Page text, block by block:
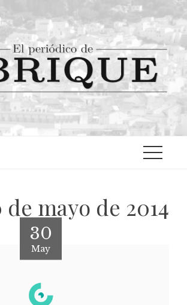
de mayo de 2014
30
May